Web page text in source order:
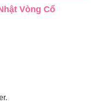
Vòng Cổ